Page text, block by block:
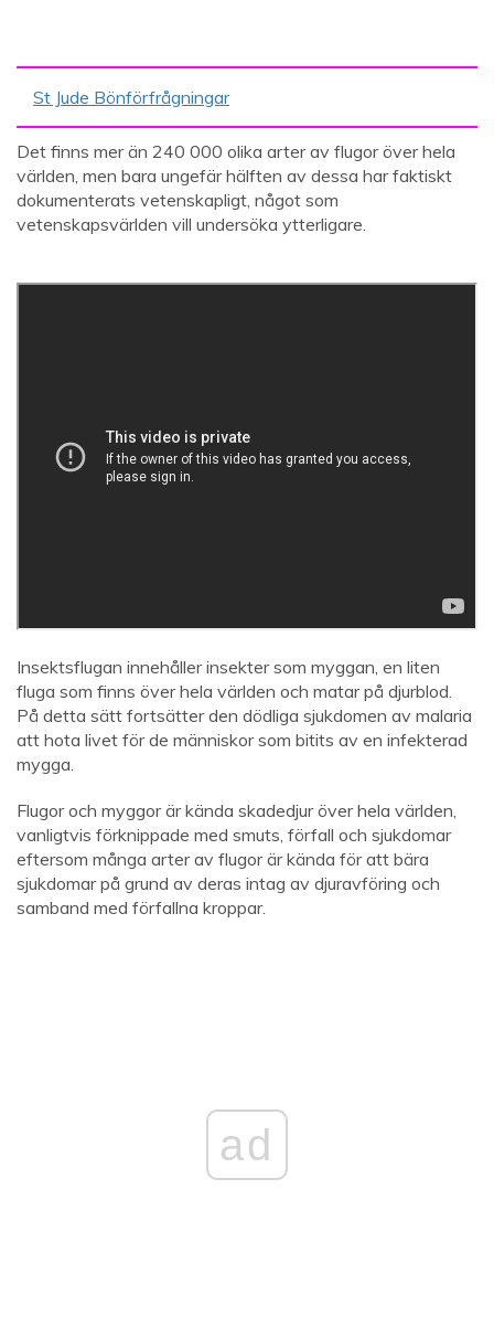
St Jude Bönförfrågningar
Det finns mer än 240 000 olika arter av flugor över hela
världen, men bara ungefär hälften av dessa har faktiskt
dokumenterats vetenskapligt, något som
vetenskapsvärlden vill undersöka ytterligare.
Insektsflugan innehåller insekter som myggan, en liten
fluga som finns över hela världen och matar på djurblod.
På detta sätt fortsätter den dödliga sjukdomen av malaria
att hota livet för de människor som bitits av en infekterad
mygga.
Flugor och myggor är kända skadedjur över hela världen,
vanligtvis förknippade med smuts, förfall och sjukdomar
eftersom många arter av flugor är kända för att bära
sjukdomar på grund av deras intag av djuravföring och
samband med förfallna kroppar.
ad